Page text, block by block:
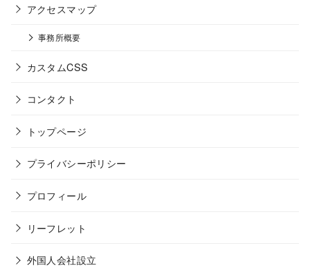
アクセスマップ
事務所概要
カスタムCSS
コンタクト
トップページ
プライバシーポリシー
プロフィール
リーフレット
外国人会社設立